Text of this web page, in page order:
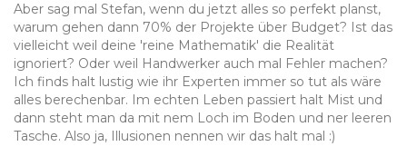
Aber sag mal Stefan, wenn du jetzt alles so perfekt planst,
warum gehen dann 70% der Projekte über Budget? Ist das
vielleicht weil deine 'reine Mathematik' die Realität
ignoriert? Oder weil Handwerker auch mal Fehler machen?
Ich finds halt lustig wie ihr Experten immer so tut als wäre
alles berechenbar. Im echten Leben passiert halt Mist und
dann steht man da mit nem Loch im Boden und ner leeren
Tasche. Also ja, Illusionen nennen wir das halt mal :)